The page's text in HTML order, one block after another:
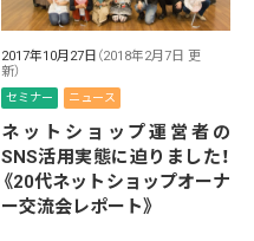
2017年10月27日 （2018年2月7日 更
新）
セミナー ニュース
ネットショップ運営者の
SNS活用実態に迫りました！
《20代ネットショップオーナ
ー交流会レポート》